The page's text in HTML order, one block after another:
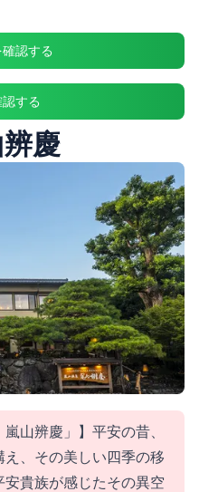
認する
する
慶
山辨慶」】平安の昔、
、その美しい四季の移
貴族が感じたその異空